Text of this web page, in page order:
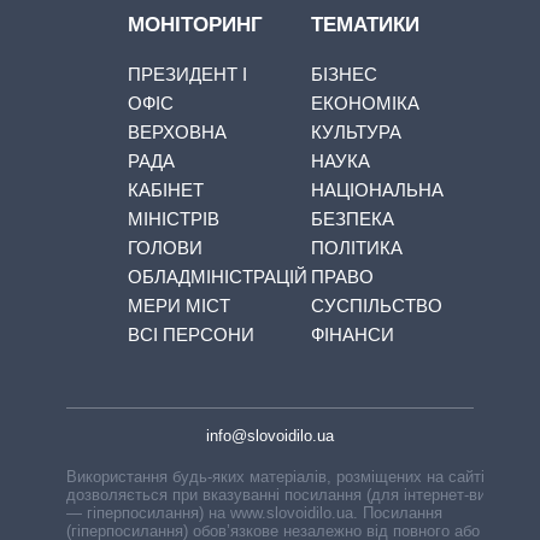
МОНІТОРИНГ
ПРЕЗИДЕНТ І
ОФІС
ВЕРХОВНА
РАДА
КАБІНЕТ
МІНІСТРІВ
ГОЛОВИ
ОБЛАДМІНІСТРАЦІЙ
МЕРИ МІСТ
ВСІ ПЕРСОНИ
ТЕМАТИКИ
БІЗНЕС
ЕКОНОМІКА
КУЛЬТУРА
НАУКА
НАЦІОНАЛЬНА
БЕЗПЕКА
ПОЛІТИКА
ПРАВО
СУСПІЛЬСТВО
ФІНАНСИ
info@slovoidilo.ua
Використання будь-яких матеріалів, розміщених на сайті,
дозволяється при вказуванні посилання (для інтернет-видань
— гіперпосилання) на www.slovoidilo.ua. Посилання
(гіперпосилання) обов’язкове незалежно від повного або